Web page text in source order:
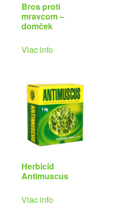
Bros proti
mravcom –
domček
Viac info
Herbicíd
Antimuscus
Viac info